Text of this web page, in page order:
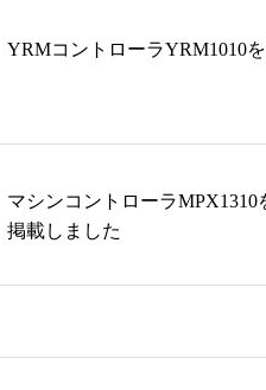
YRMコントローラYRM1010
マシンコントローラMPX1310
掲載しました